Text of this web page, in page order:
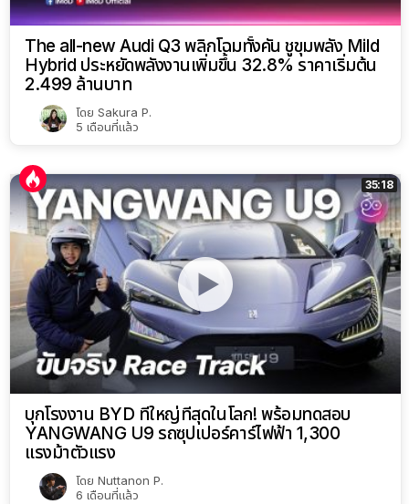
The all-new Audi Q3 พลิกโฉมทั้งคัน ชูขุมพลัง Mild
Hybrid ประหยัดพลังงานเพิ่มขึ้น 32.8% ราคาเริ่มต้น
2.499 ล้านบาท
โดย Sakura P.
5 เดือนที่แล้ว
35:18
บุกโรงงาน BYD ที่ใหญ่ที่สุดในโลก! พร้อมทดสอบ
YANGWANG U9 รถซุปเปอร์คาร์ไฟฟ้า 1,300
แรงม้าตัวแรง
โดย Nuttanon P.
6 เดือนที่แล้ว